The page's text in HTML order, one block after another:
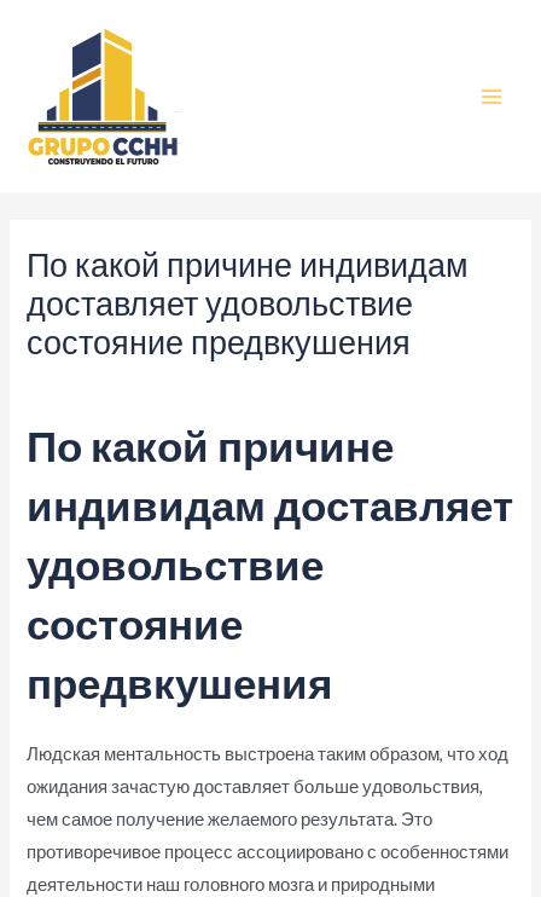
contenido
По какой причине индивидам
доставляет удовольствие
состояние предвкушения
По какой причине
индивидам доставляет
удовольствие
состояние
предвкушения
Людская ментальность выстроена таким образом, что ход
ожидания зачастую доставляет больше удовольствия,
чем самое получение желаемого результата. Это
противоречивое процесс ассоциировано с особенностями
деятельности наш головного мозга и природными